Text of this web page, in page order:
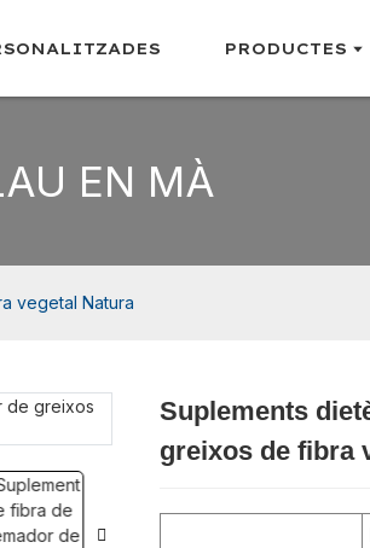
PRODUCTES
EN MÀ
vegetal Natura
Loading...
Loading...
Suplements
greixos de fibra